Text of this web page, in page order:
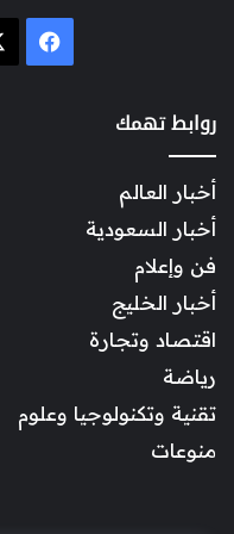
روابط تهمك
أخبار العالم
أخبار السعودية
فن وإعلام
أخبار الخليج
اقتصاد وتجارة
رياضة
تقنية وتكنولوجيا وعلوم
منوعات